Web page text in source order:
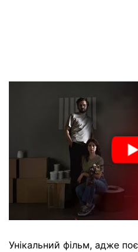
Унікальний фільм, адже